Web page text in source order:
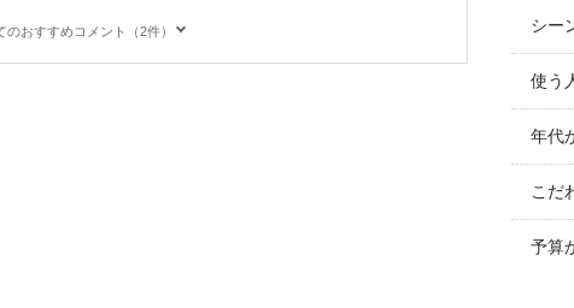
のおすすめコメント（2件） シー
使う
年代
こだ
予算